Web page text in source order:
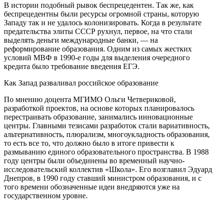
В истории подобный рывок беспрецедентен. Так же, как
беспрецедентны были ресурсы огромной страны, которую
Западу так и не удалось колонизировать. Когда в результате
предательства элиты СССР рухнул, первое, на что стали
выделять деньги международные банки, — на
реформирование образования. Одним из самых жестких
условий МВФ в 1990-е годы для выделения очередного
кредита было требование введения ЕГЭ.
Как Запад разваливал российское образование
По мнению доцента МГИМО Ольги Четвериковой,
разработкой проектов, на основе которых планировалось
перестраивать образование, занимались инновационные
центры. Главными тезисами разработок стали вариативность,
альтернативность, плюрализм, многоукладность образования,
то есть все то, что должно было в итоге привести к
размыванию единого образовательного пространства. В 1988
году центры были объединены во временный научно-
исследовательский коллектив «Школа». Его возглавил Эдуард
Днепров, в 1990 году ставший министром образования, и с
того времени обозначенные идеи внедряются уже на
государственном уровне.